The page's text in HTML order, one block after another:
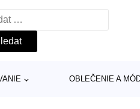
OBLEČENIE A